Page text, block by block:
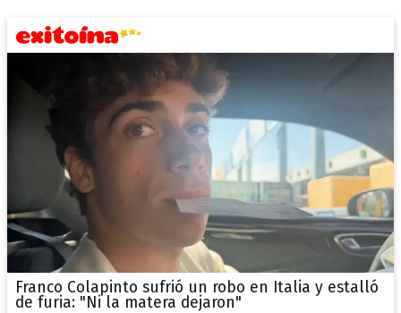
Franco Colapinto sufrió un robo en Italia y estalló
de furia: "Ni la matera dejaron"